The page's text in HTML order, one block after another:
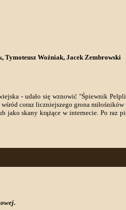
Tymoteusz Woźniak, Jacek Zembrowski
- udało się wznowić "Śpiewnik
coraz liczniejszego grona
skany krążące w internecie. Po raz
.